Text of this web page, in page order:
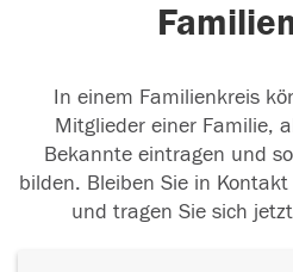
In einem Familienkreis
Mitglieder einer Familie,
Bekannte eintragen und
bilden. Bleiben Sie in
und tragen Sie sich